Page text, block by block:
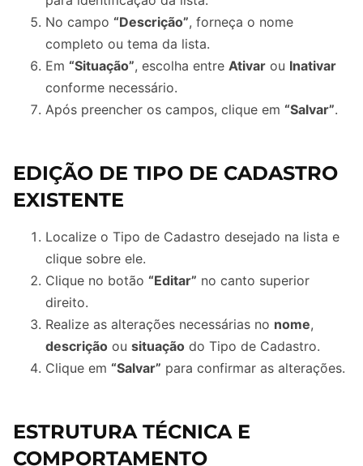
No campo “Descrição”, forneça o nome
completo ou tema da lista.
Em “Situação”, escolha entre Ativar ou Inativar
conforme necessário.
Após preencher os campos, clique em “Salvar”.
EDIÇÃO DE TIPO DE CADASTRO
EXISTENTE
Localize o Tipo de Cadastro desejado na lista e
clique sobre ele.
Clique no botão “Editar” no canto superior
direito.
Realize as alterações necessárias no nome,
descrição ou situação do Tipo de Cadastro.
Clique em “Salvar” para confirmar as alterações.
ESTRUTURA TÉCNICA E
COMPORTAMENTO